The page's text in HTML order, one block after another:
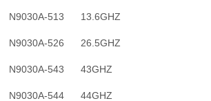
N9030A-513 13.6GHZ
N9030A-526 26.5GHZ
N9030A-543 43GHZ
N9030A-544 44GHZ